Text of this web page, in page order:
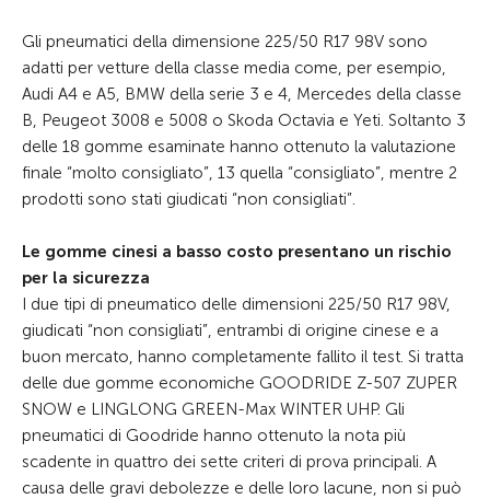
Gli pneumatici della dimensione 225/50 R17 98V sono
adatti per vetture della classe media come, per esempio,
Audi A4 e A5, BMW della serie 3 e 4, Mercedes della classe
B, Peugeot 3008 e 5008 o Skoda Octavia e Yeti. Soltanto 3
delle 18 gomme esaminate hanno ottenuto la valutazione
finale “molto consigliato”, 13 quella “consigliato”, mentre 2
prodotti sono stati giudicati “non consigliati”.
Le gomme cinesi a basso costo presentano un rischio
per la sicurezza
I due tipi di pneumatico delle dimensioni 225/50 R17 98V,
giudicati “non consigliati”, entrambi di origine cinese e a
buon mercato, hanno completamente fallito il test. Si tratta
delle due gomme economiche GOODRIDE Z-507 ZUPER
SNOW e LINGLONG GREEN-Max WINTER UHP. Gli
pneumatici di Goodride hanno ottenuto la nota più
scadente in quattro dei sette criteri di prova principali. A
causa delle gravi debolezze e delle loro lacune, non si può